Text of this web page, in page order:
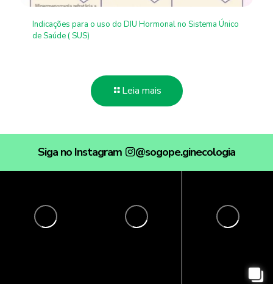
Indicações para o uso do DIU Hormonal no Sistema Único
de Saúde ( SUS)
Leia mais
Siga no Instagram @sogope.ginecologia